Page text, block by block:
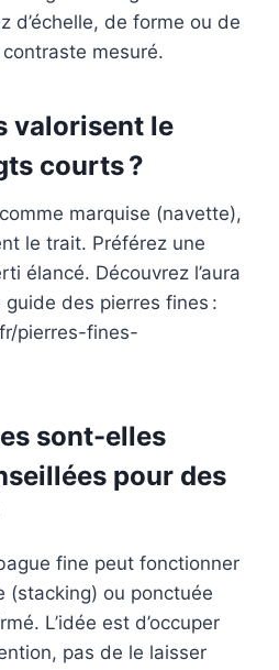
d’échelle, de forme ou de
mesuré.
valorisent le
courts ?
marquise (navette),
le trait. Préférez une
élancé. Découvrez l’aura
des pierres fines :
pierres-fines-
sont-elles
pour des
fine peut fonctionner
(stacking) ou ponctuée
L’idée est d’occuper
pas de le laisser